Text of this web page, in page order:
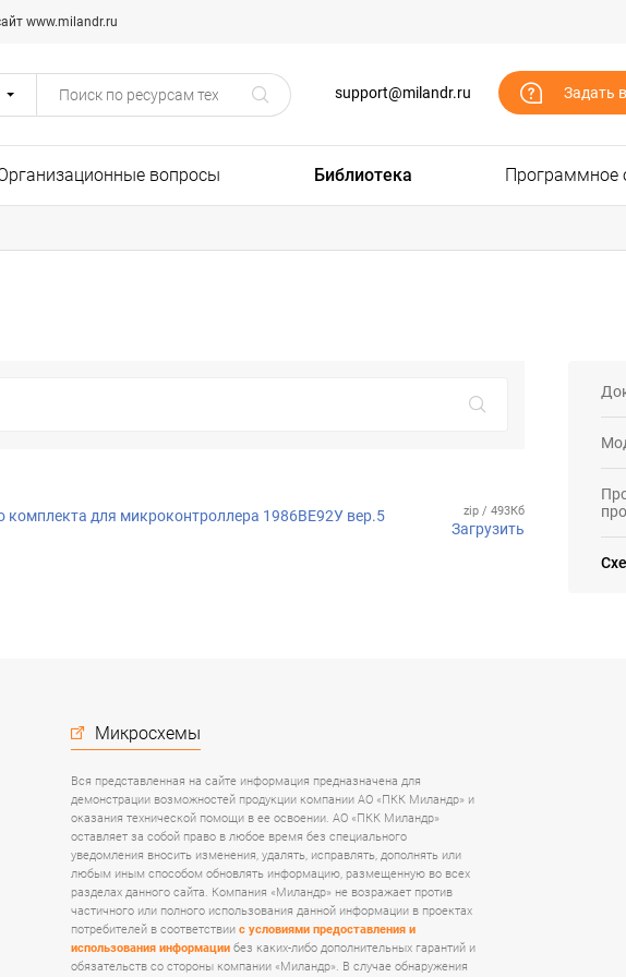
www.milandr.ru
support@milandr.ru Задать
вопросы Библиотека Программное
комплекта для микроконтроллера 1986ВЕ92У вер.5
zip / 493Кб
Загрузить
Микросхемы
Вся представленная на сайте информация предназначена для
демонстрации возможностей продукции компании АО «ПКК Миландр» и
оказания технической помощи в ее освоении. АО «ПКК Миландр»
оставляет за собой право в любое время без специального
уведомления вносить изменения, удалять, исправлять, дополнять или
любым иным способом обновлять информацию, размещенную во всех
разделах данного сайта. Компания «Миландр» не возражает против
частичного или полного использования данной информации в проектах
потребителей в соответствии с условиями предоставления и
использования информации без каких-либо дополнительных гарантий и
обязательств со стороны компании «Миландр». В случае обнаружения